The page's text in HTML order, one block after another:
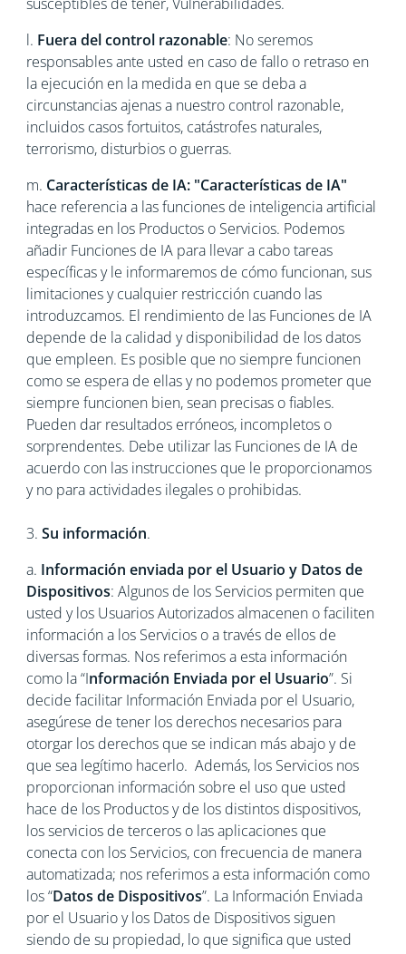
l. Fuera del control razonable: No seremos
responsables ante usted en caso de fallo o retraso en
la ejecución en la medida en que se deba a
circunstancias ajenas a nuestro control razonable,
incluidos casos fortuitos, catástrofes naturales,
terrorismo, disturbios o guerras.
m. Características de IA: "Características de IA"
hace referencia a las funciones de inteligencia artificial
integradas en los Productos o Servicios. Podemos
añadir Funciones de IA para llevar a cabo tareas
específicas y le informaremos de cómo funcionan, sus
limitaciones y cualquier restricción cuando las
introduzcamos. El rendimiento de las Funciones de IA
depende de la calidad y disponibilidad de los datos
que empleen. Es posible que no siempre funcionen
como se espera de ellas y no podemos prometer que
siempre funcionen bien, sean precisas o fiables.
Pueden dar resultados erróneos, incompletos o
sorprendentes. Debe utilizar las Funciones de IA de
acuerdo con las instrucciones que le proporcionamos
y no para actividades ilegales o prohibidas.
3. Su información.
a. Información enviada por el Usuario y Datos de
Dispositivos: Algunos de los Servicios permiten que
usted y los Usuarios Autorizados almacenen o faciliten
información a los Servicios o a través de ellos de
diversas formas. Nos referimos a esta información
como la “Información Enviada por el Usuario”. Si
decide facilitar Información Enviada por el Usuario,
asegúrese de tener los derechos necesarios para
otorgar los derechos que se indican más abajo y de
que sea legítimo hacerlo. Además, los Servicios nos
proporcionan información sobre el uso que usted
hace de los Productos y de los distintos dispositivos,
los servicios de terceros o las aplicaciones que
conecta con los Servicios, con frecuencia de manera
automatizada; nos referimos a esta información como
los “Datos de Dispositivos”. La Información Enviada
por el Usuario y los Datos de Dispositivos siguen
siendo de su propiedad, lo que significa que usted